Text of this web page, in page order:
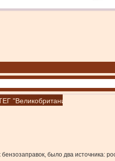
"Великобритания"
было два источника: